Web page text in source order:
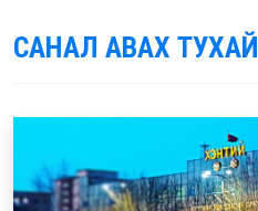
САНАЛ АВАХ ТУХАЙ